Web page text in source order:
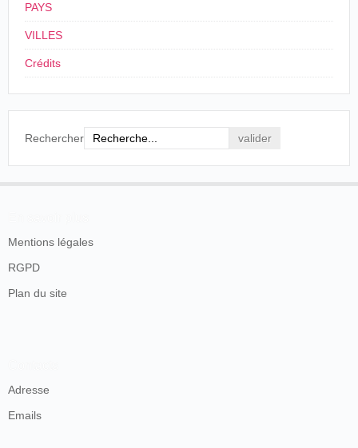
PAYS
VILLES
Crédits
Rechercher
Mentions légales
RGPD
Plan du site
Adresse
Emails